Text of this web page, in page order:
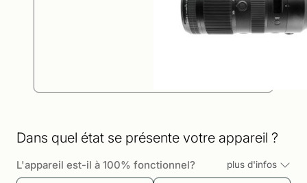
Dans quel état se présente votre appareil ?
L'appareil est-il à 100% fonctionnel? plus d'infos